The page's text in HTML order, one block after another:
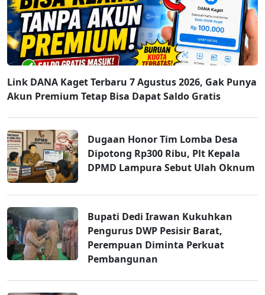
Link DANA Kaget Terbaru 7 Agustus 2026, Gak Punya
Akun Premium Tetap Bisa Dapat Saldo Gratis
Dugaan Honor Tim Lomba Desa
Dipotong Rp300 Ribu, Plt Kepala
DPMD Lampura Sebut Ulah Oknum
Bupati Dedi Irawan Kukuhkan
Pengurus DWP Pesisir Barat,
Perempuan Diminta Perkuat
Pembangunan